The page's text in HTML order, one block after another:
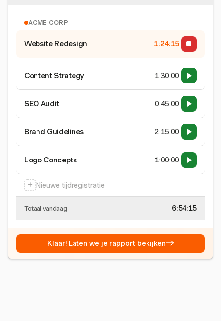
ACME CORP
Website Redesign 1:24:15
Content Strategy 1:30:00
SEO Audit 0:45:00
Brand Guidelines 2:15:00
Logo Concepts 1:00:00
+ Nieuwe tijdregistratie
Totaal vandaag 6:54:15
Klaar! Laten we je rapport bekijken→